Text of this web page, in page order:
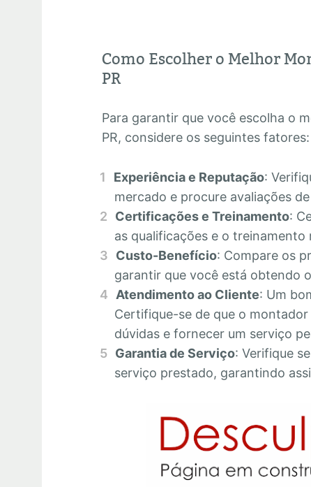
Como Escolher o Melhor
PR
Para garantir que você escolha o
PR, considere os seguintes fatores:
Experiência e Reputação:
mercado e procure avaliações
Certificações e Treinamento:
as qualificações e o treinamento
Custo-Benefício: Compare os
garantir que você está obtendo
Atendimento ao Cliente: Um
Certifique-se de que o
dúvidas e fornecer um serviço
Garantia de Serviço: Verifique
serviço prestado, garantindo